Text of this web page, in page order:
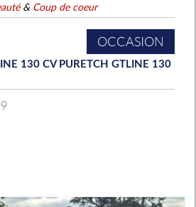
& Coup de coeur
OCCASION
130 CV PURETCH GTLINE 130